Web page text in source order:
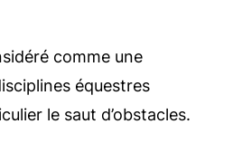
comme une
équestres
le saut d’obstacles.